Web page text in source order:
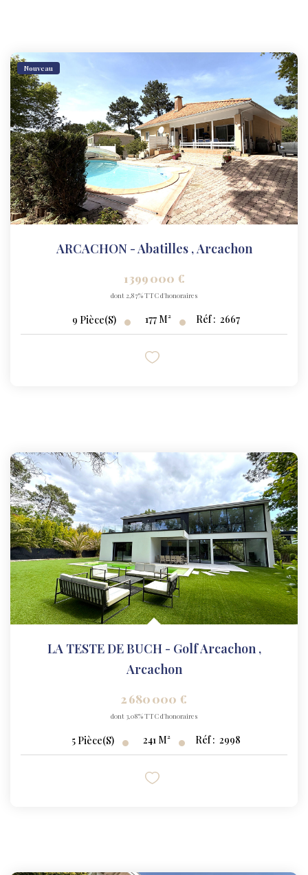
Nouveau
ARCACHON - Abatilles , Arcachon
1 399 000 €
dont 2,87% TTC d'honoraires
9 Pièce(s) 177 M² Réf : 2667
LA TESTE DE BUCH - Golf Arcachon ,
Arcachon
2 680 000 €
dont 3,08% TTC d'honoraires
5 Pièce(s) 241 M² Réf : 2998